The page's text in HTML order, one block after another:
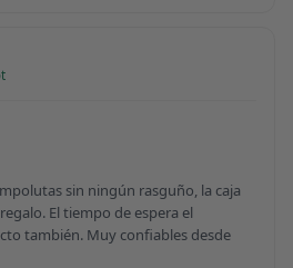
sin ningún rasguño, la caja
El tiempo de espera el
también. Muy confiables desde